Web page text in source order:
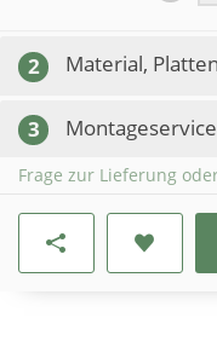
2 Material,
3
Frage zur Lieferung